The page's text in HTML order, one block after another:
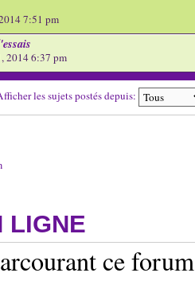
7:51 pm
2014 6:37 pm
les sujets postés depuis:
LIGNE
ce